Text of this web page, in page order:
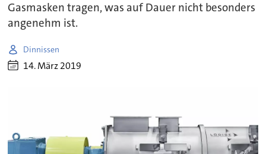
Gasmasken tragen, was auf Dauer nicht besonders
angenehm ist.
Dinnissen
14. März 2019